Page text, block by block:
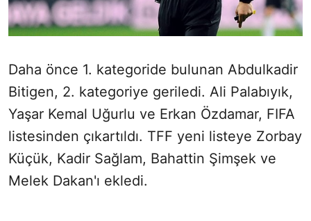
Daha önce 1. kategoride bulunan Abdulkadir
Bitigen, 2. kategoriye geriledi. Ali Palabıyık,
Yaşar Kemal Uğurlu ve Erkan Özdamar, FIFA
listesinden çıkartıldı. TFF yeni listeye Zorbay
Küçük, Kadir Sağlam, Bahattin Şimşek ve
Melek Dakan'ı ekledi.